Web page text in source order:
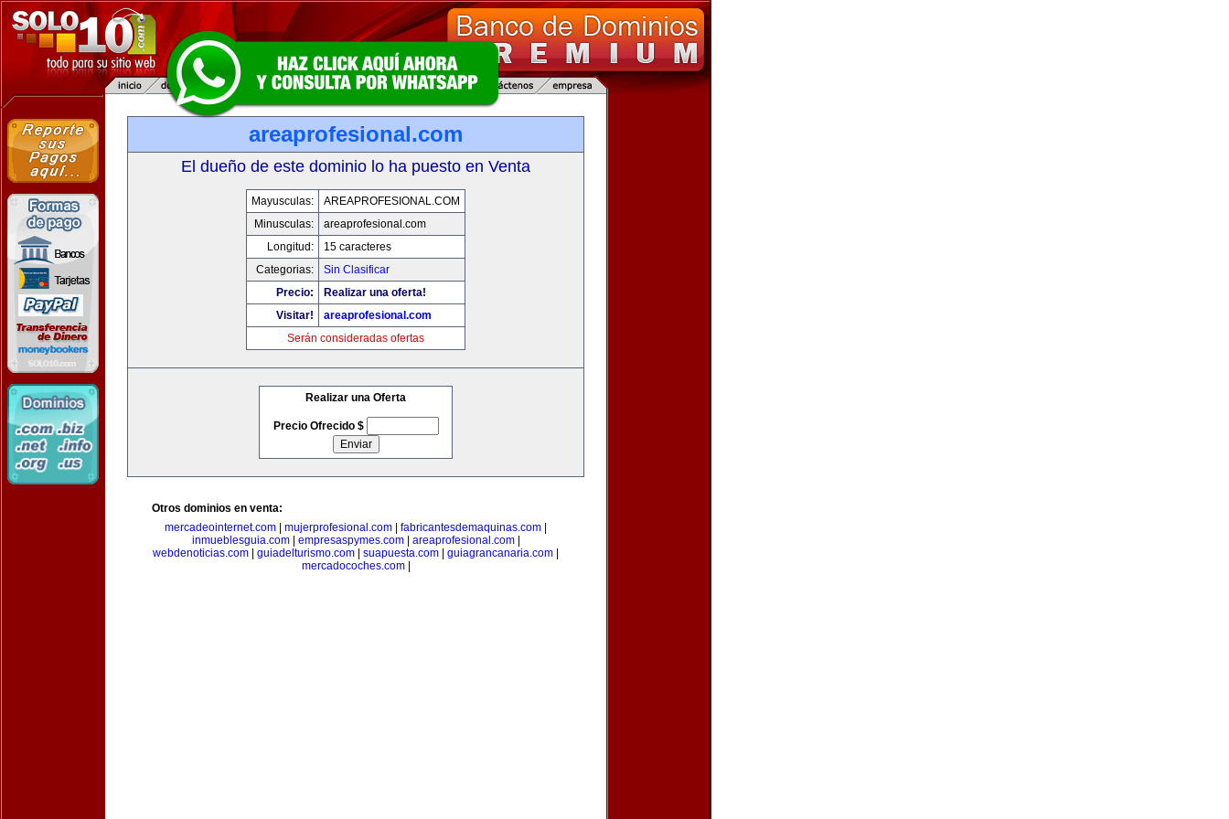
areaprofesional.com
El dueño de este dominio lo ha puesto en Venta
Mayusculas:
AREAPROFESIONAL.COM
Minusculas:
areaprofesional.com
Longitud:
15 caracteres
Categorias:
Sin Clasificar
Precio:
Realizar una oferta!
Visitar!
areaprofesional.com
Serán consideradas ofertas
Realizar una Oferta
Precio Ofrecido $
Otros dominios en venta:
mercadeointernet.com
mujerprofesional.com fabricantesdemaquinas.com
inmueblesguia.com| empresaspymes.com| areaprofesional.com|
webdenoticias.com
guiadelturismo.com suapuesta.com guiagrancanaria.com
mercadocoches.com|